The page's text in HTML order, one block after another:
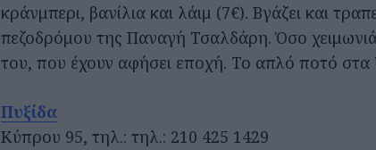
κράνμπερι, βανίλια και λάιμ (7€). Βγάζει και
πεζοδρόμου της Παναγή Τσαλδάρη. Όσο
του, που έχουν αφήσει εποχή. Το απλό ποτό στα
Πυξίδα
Κύπρου 95, τηλ.: τηλ.: 210 425 1429